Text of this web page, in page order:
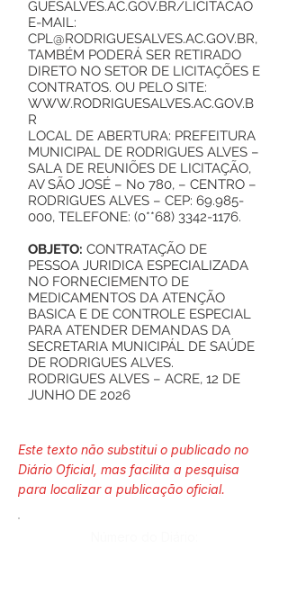
GUESALVES.AC.GOV.BR/LICITACAO
E-MAIL:
CPL@RODRIGUESALVES.AC.GOV.BR,
TAMBÉM PODERÁ SER RETIRADO
DIRETO NO SETOR DE LICITAÇÕES E
CONTRATOS. OU PELO SITE:
WWW.RODRIGUESALVES.AC.GOV.B
R
LOCAL DE ABERTURA: PREFEITURA
MUNICIPAL DE RODRIGUES ALVES –
SALA DE REUNIÕES DE LICITAÇÃO,
AV SÃO JOSÉ – No 780, – CENTRO –
RODRIGUES ALVES – CEP: 69.985-
000, TELEFONE: (0**68) 3342-1176.
OBJETO: CONTRATAÇÃO DE
PESSOA JURIDICA ESPECIALIZADA
NO FORNECIEMENTO DE
MEDICAMENTOS DA ATENÇÃO
BASICA E DE CONTROLE ESPECIAL
PARA ATENDER DEMANDAS DA
SECRETARIA MUNICIPÁL DE SAÚDE
DE RODRIGUES ALVES.
RODRIGUES ALVES – ACRE, 12 DE
JUNHO DE 2026
Este texto não substitui o publicado no
Diário Oficial, mas facilita a pesquisa
para localizar a publicação oficial.